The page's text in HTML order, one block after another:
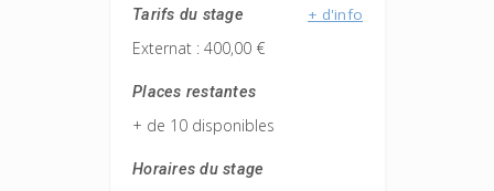
Tarifs du stage + d'info
Externat : 400,00 €
Places restantes
+ de 10 disponibles
Horaires du stage